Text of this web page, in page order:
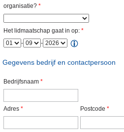
organisatie? *
Het lidmaatschap gaat in op: *
-
-
Gegevens bedrijf en contactpersoon
Bedrijfsnaam *
Adres * Postcode *